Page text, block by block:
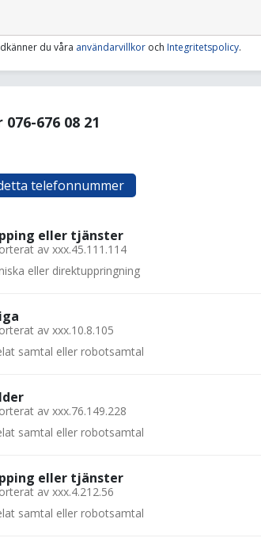
du våra användarvillkor och Integritetspolicy.
676 08 21
telefonnummer
eller tjänster
av xxx.45.111.114
eller direktuppringning
av xxx.10.8.105
samtal eller robotsamtal
av xxx.76.149.228
samtal eller robotsamtal
eller tjänster
av xxx.4.212.56
samtal eller robotsamtal